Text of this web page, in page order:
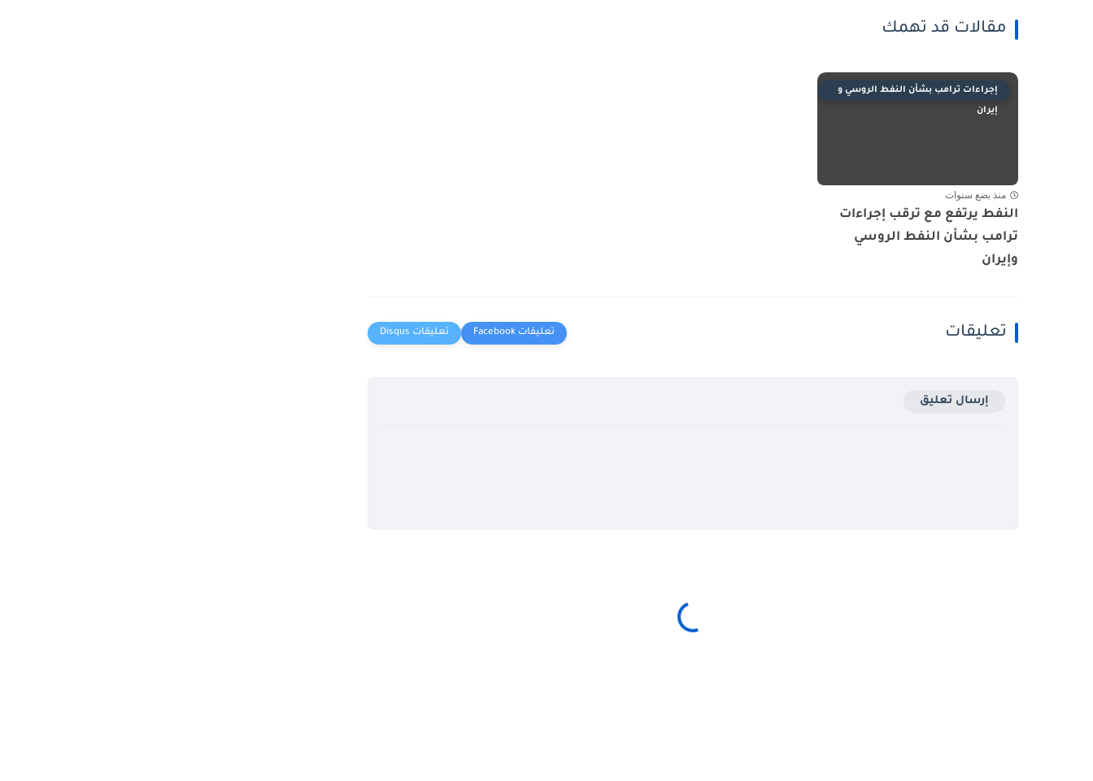
مقالات قد تهمك
إجراءات ترامب بشأن النفط الروسي و
إيران
منذ بضع سنوات
النفط يرتفع مع ترقب إجراءات
ترامب بشأن النفط الروسي
وإيران
تعليقات
إرسال تعليق